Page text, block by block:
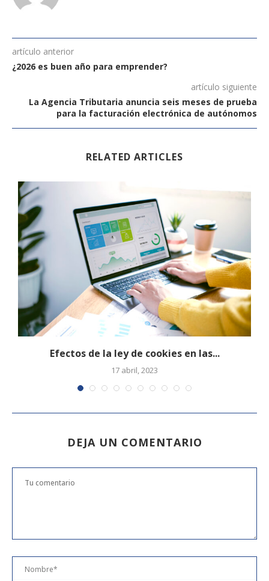
artículo anterior
¿2026 es buen año para emprender?
artículo siguiente
La Agencia Tributaria anuncia seis meses de prueba
para la facturación electrónica de autónomos
RELATED ARTICLES
Efectos de la ley de cookies en las...
17 abril, 2023
DEJA UN COMENTARIO